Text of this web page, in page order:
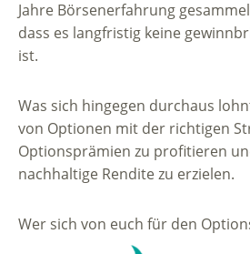
Jahre Börsenerfahrung
dass es langfristig keine
ist.
Was sich hingegen durchaus
von Optionen mit der richtigen
Optionsprämien zu profitieren
nachhaltige Rendite zu erzielen.
Wer sich von euch für den